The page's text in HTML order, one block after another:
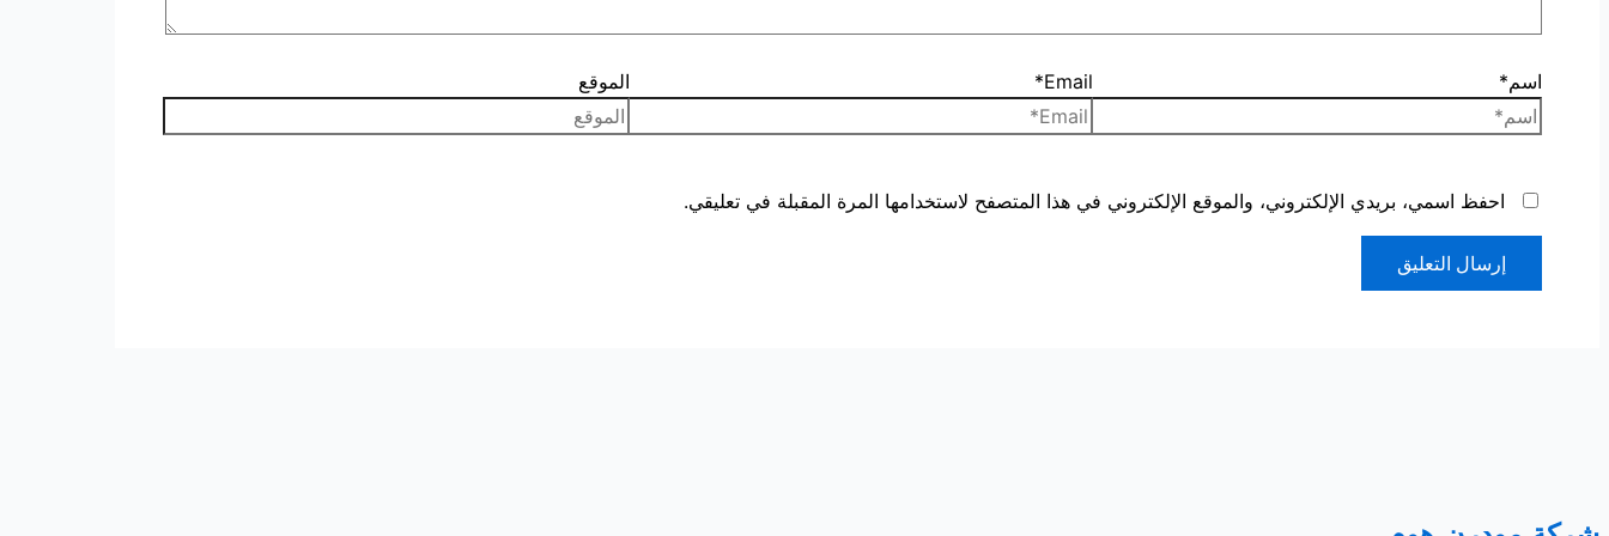
اسم* Email* الموقع
احفظ اسمي، بريدي الإلكتروني، والموقع الإلكتروني في هذا المتصفح لاستخدامها المرة المقبلة في تعليقي.